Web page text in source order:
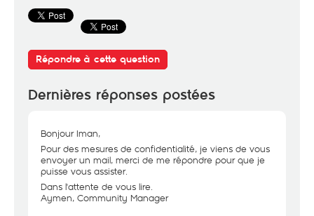
Répondre à cette question
Dernières réponses postées
Bonjour Iman,
Pour des mesures de confidentialité, je viens de vous
envoyer un mail, merci de me répondre pour que je
puisse vous assister.
Dans l'attente de vous lire.
Aymen, Community Manager